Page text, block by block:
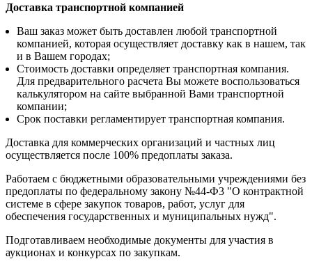
Доставка транспортной компанией
Ваш заказ может быть доставлен любой транспортной
компанией, которая осуществляет доставку как в нашем, так
и в Вашем городах;
Стоимость доставки определяет транспортная компания.
Для предварительного расчета Вы можете воспользоваться
калькулятором на сайте выбранной Вами транспортной
компании;
Срок поставки регламентирует транспортная компания.
Доставка для коммерческих организаций и частных лиц
осуществляется после 100% предоплаты заказа.
Работаем с бюджетными образовательными учреждениями без
предоплаты по федеральному закону №44-Ф3 "О контрактной
системе в сфере закупок товаров, работ, услуг для
обеспечения государственных и муниципальных нужд".
Подготавливаем необходимые документы для участия в
аукционах и конкурсах по закупкам.